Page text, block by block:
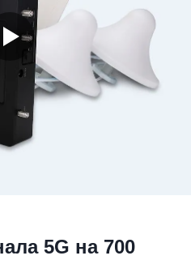
5G на 700